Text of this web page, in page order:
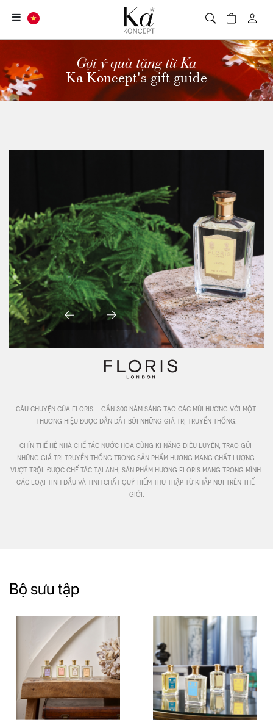
Gợi ý quà tặng từ Ka
Ka Koncept's gift guide
câu chuyện của floris - gần 300 năm sáng tạo các mùi hương với một
thương hiệu được dẫn dắt bởi những giá trị truyền thống.
chín thế hệ nhà chế tác nước hoa cùng kĩ năng điêu luyện, trao gửi
những giá trị truyền thống trong sản phẩm hương mang chất lượng
vượt trội. được chế tác tại anh, sản phẩm hương floris mang trong mình
các loại tinh dầu và tinh chất quý hiếm thu thập từ khắp nơi trên thế
giới.
Bộ sưu tập